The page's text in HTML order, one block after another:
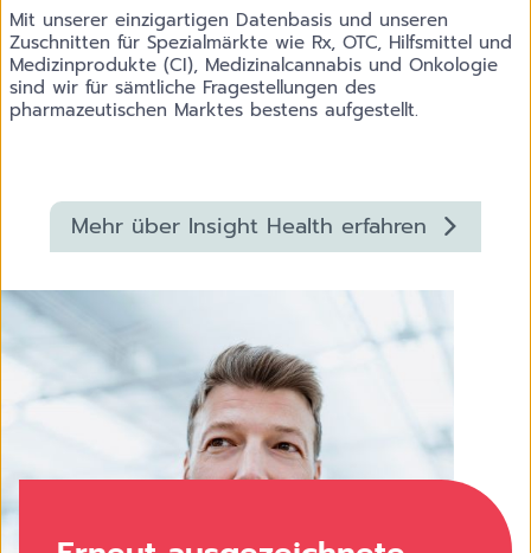
Mit unserer einzigartigen Datenbasis und unseren
Zuschnitten für Spezialmärkte wie Rx, OTC, Hilfsmittel und
Medizinprodukte (CI), Medizinalcannabis und Onkologie
sind wir für sämtliche Fragestellungen des
pharmazeutischen Marktes bestens aufgestellt.
Mehr über Insight Health erfahren
AdobeStock_462712342 2.jpeg Roadshow, Startseite